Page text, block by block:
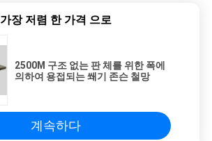
가장 저렴 한 가격 으로
2500M 구조 없는 판 체를 위한 폭에
의하여 용접되는 쐐기 존슨 철망
계속하다